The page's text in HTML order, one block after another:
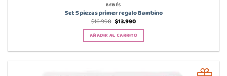
BEBÉS
Set 5 piezas primer regalo Bambino
$16.990 El
precio
original
era:
$16.990.
$13.990El
actual
es:
$13.990.
AÑADIR AL CARRITO